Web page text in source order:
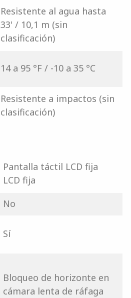
Resistente al agua hasta
33' / 10,1 m (sin
clasificación)
14 a 95 °F / -10 a 35 °C
Resistente a impactos (sin
clasificación)
Pantalla táctil LCD fija
LCD fija
No
Sí
Bloqueo de horizonte en
cámara lenta de ráfaga